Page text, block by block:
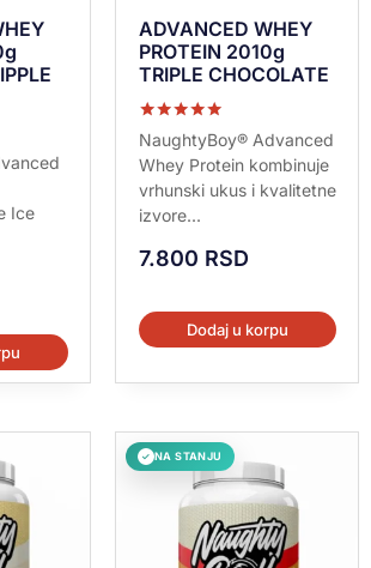
Ice
ADVANCED WHEY
PROTEIN 2010g
TRIPLE CHOCOLATE
Ocenjeno sa
5.00
od 5
NaughtyBoy® Advanced
Whey Protein kombinuje
vrhunski ukus i kvalitetne
izvore...
7.800 RSD
Dodaj u korpu
✓ NA STANJU